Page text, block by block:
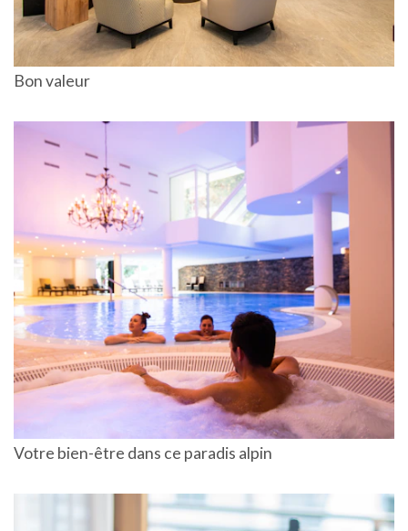
Bon valeur
Votre bien-être dans ce paradis alpin